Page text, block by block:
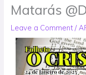
Matarás
Leave a Comment /